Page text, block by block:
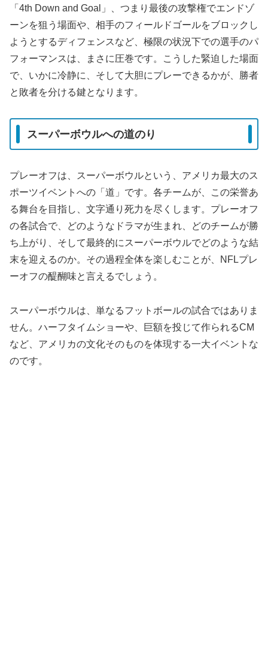
「4th Down and Goal」、つまり最後の攻撃権でエンドゾ
ーンを狙う場面や、相手のフィールドゴールをブロックし
ようとするディフェンスなど、極限の状況下での選手のパ
フォーマンスは、まさに圧巻です。こうした緊迫した場面
で、いかに冷静に、そして大胆にプレーできるかが、勝者
と敗者を分ける鍵となります。
スーパーボウルへの道のり
プレーオフは、スーパーボウルという、アメリカ最大のス
ポーツイベントへの「道」です。各チームが、この栄誉あ
る舞台を目指し、文字通り死力を尽くします。プレーオフ
の各試合で、どのようなドラマが生まれ、どのチームが勝
ち上がり、そして最終的にスーパーボウルでどのような結
末を迎えるのか。その過程全体を楽しむことが、NFLプレ
ーオフの醍醐味と言えるでしょう。
スーパーボウルは、単なるフットボールの試合ではありま
せん。ハーフタイムショーや、巨額を投じて作られるCM
など、アメリカの文化そのものを体現する一大イベントな
のです。